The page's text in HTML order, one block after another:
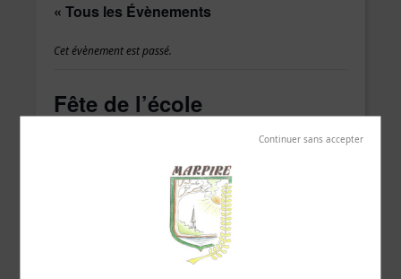
« Tous les Évènements
Cet évènement est passé.
Fête de l’école